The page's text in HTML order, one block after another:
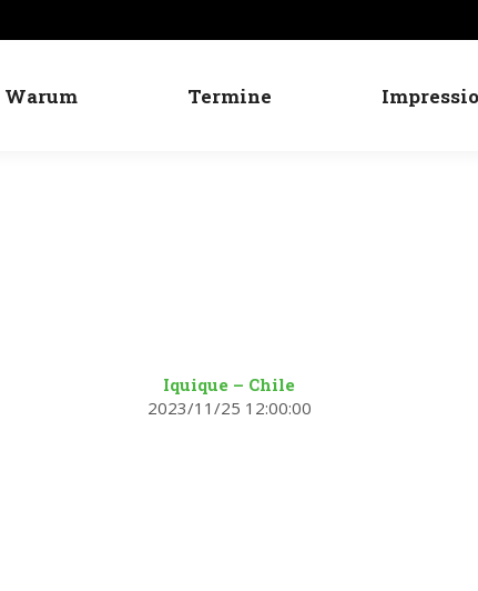
Warum Termine
Iquique – Chile
2023/11/25 12:00:00